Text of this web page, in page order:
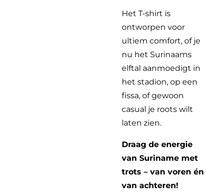
Het T-shirt is
ontworpen voor
ultiem comfort, of je
nu het Surinaams
elftal aanmoedigt in
het stadion, op een
fissa, of gewoon
casual je roots wilt
laten zien.
Draag de energie
van Suriname met
trots – van voren én
van achteren!